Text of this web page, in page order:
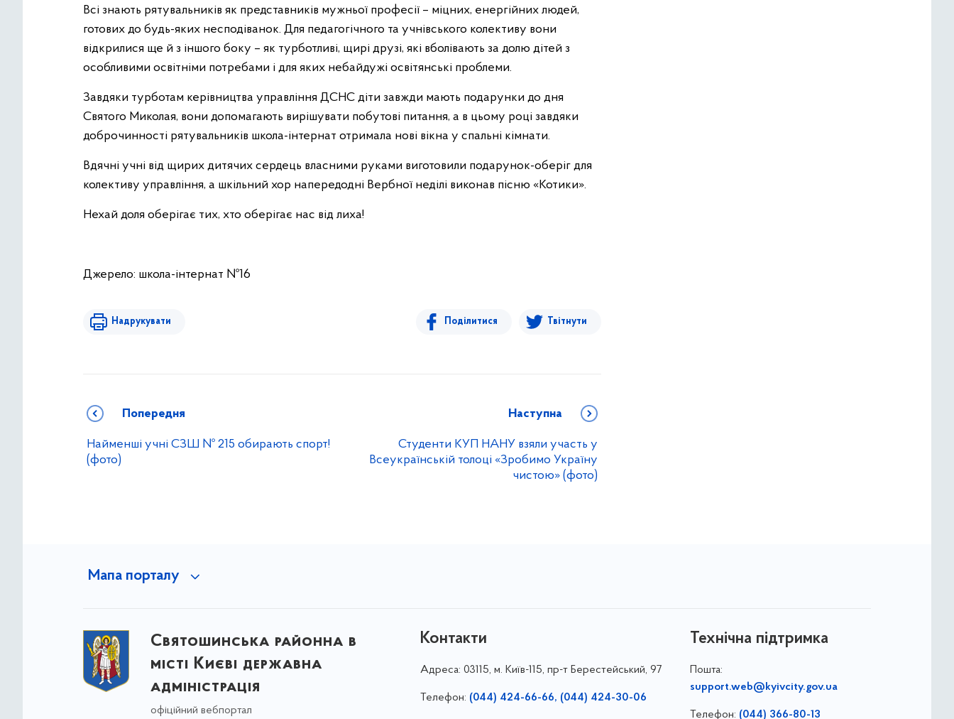
Всі знають рятувальників як представників мужньої професії – міцних, енергійних людей,
готових до будь-яких несподіванок. Для педагогічного та учнівського колективу вони
відкрилися ще й з іншого боку – як турботливі, щирі друзі, які вболівають за долю дітей з
особливими освітніми потребами і для яких небайдужі освітянські проблеми.
Завдяки турботам керівництва управління ДСНС діти завжди мають подарунки до дня
Святого Миколая, вони допомагають вирішувати побутові питання, а в цьому році завдяки
доброчинності рятувальників школа-інтернат отримала нові вікна у спальні кімнати.
Вдячні учні від щирих дитячих сердець власними руками виготовили подарунок-оберіг для
колективу управління, а шкільний хор напередодні Вербної неділі виконав пісню «Котики».
Нехай доля оберігає тих, хто оберігає нас від лиха!
Джерело: школа-інтернат №16
Надрукувати Поділитися Твітнути
Попередня
Найменші учні СЗШ № 215 обирають спорт!
(фото)
Наступна
Студенти КУП НАНУ взяли участь у
Всеукраїнській толоці «Зробимо Україну
чистою» (фото)
Мапа порталу
Святошинська районна в
місті Києві державна
адміністрація
офіційний вебпортал
Контакти
Адреса: 03115, м. Київ-115, пр-т Берестейський, 97
Телефон: (044) 424-66-66, (044) 424-30-06
Технічна підтримка
Пошта:
support.web@kyivcity.gov.ua
Телефон: (044) 366-80-13